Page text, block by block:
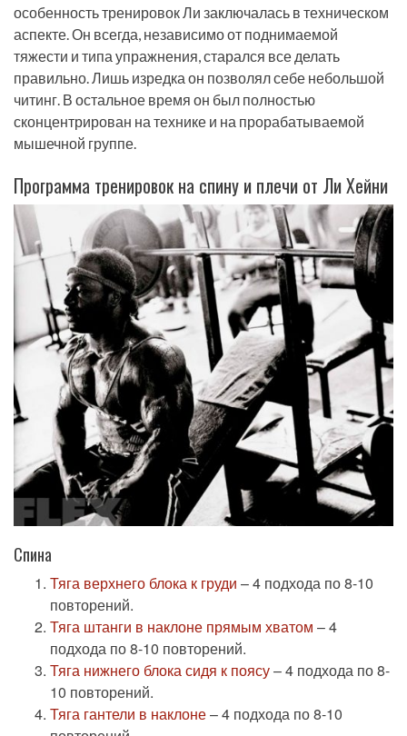
особенность тренировок Ли заключалась в техническом
аспекте. Он всегда, независимо от поднимаемой
тяжести и типа упражнения, старался все делать
правильно. Лишь изредка он позволял себе небольшой
читинг. В остальное время он был полностью
сконцентрирован на технике и на прорабатываемой
мышечной группе.
Программа тренировок на спину и плечи от Ли Хейни
Спина
Тяга верхнего блока к груди – 4 подхода по 8-10
повторений.
Тяга штанги в наклоне прямым хватом – 4
подхода по 8-10 повторений.
Тяга нижнего блока сидя к поясу– 4 подхода по 8-
10 повторений.
Тяга гантели в наклоне– 4 подхода по 8-10